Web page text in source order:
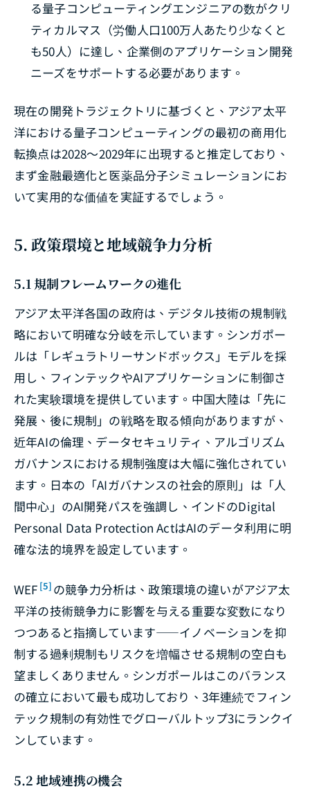
る量子コンピューティングエンジニアの数がクリ
ティカルマス（労働人口100万人あたり少なくと
も50人）に達し、企業側のアプリケーション開発
ニーズをサポートする必要があります。
現在の開発トラジェクトリに基づくと、アジア太平
洋における量子コンピューティングの最初の商用化
転換点は2028～2029年に出現すると推定しており、
まず金融最適化と医薬品分子シミュレーションにお
いて実用的な価値を実証するでしょう。
5. 政策環境と地域競争力分析
5.1 規制フレームワークの進化
アジア太平洋各国の政府は、デジタル技術の規制戦
略において明確な分岐を示しています。シンガポー
ルは「レギュラトリーサンドボックス」モデルを採
用し、フィンテックやAIアプリケーションに制御さ
れた実験環境を提供しています。中国大陸は「先に
発展、後に規制」の戦略を取る傾向がありますが、
近年AIの倫理、データセキュリティ、アルゴリズム
ガバナンスにおける規制強度は大幅に強化されてい
ます。日本の「AIガバナンスの社会的原則」は「人
間中心」のAI開発パスを強調し、インドのDigital
Personal Data Protection ActはAIのデータ利用に明
確な法的境界を設定しています。
WEF [5] の競争力分析は、政策環境の違いがアジア太
平洋の技術競争力に影響を与える重要な変数になり
つつあると指摘しています――イノベーションを抑
制する過剰規制もリスクを増幅させる規制の空白も
望ましくありません。シンガポールはこのバランス
の確立において最も成功しており、3年連続でフィン
テック規制の有効性でグローバルトップ3にランクイ
ンしています。
5.2 地域連携の機会